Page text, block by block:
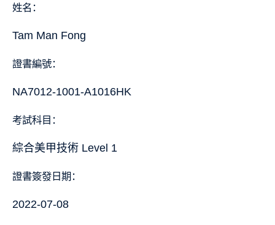
姓名：
Tam Man Fong
證書編號：
NA7012-1001-A1016HK
考試科目：
綜合美甲技術 Level 1
證書簽發日期：
2022-07-08